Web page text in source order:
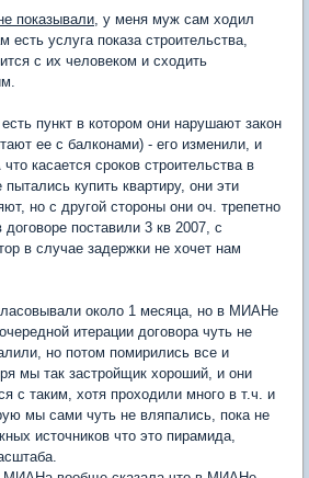
показывали , у меня муж сам ходил
услуга показа строительства,
с их человеком и сходить
пункт в котором они нарушают закон
ее с балконами) - его изменили, и
касается сроков строительства в
купить квартиру, они эти
но с другой стороны они оч. трепетно
поставили 3 кв 2007, с
в случае задержки не хочет нам
около 1 месяца, но в МИАНе
итерации договора чуть не
но потом помирились все и
мы так застройщик хороший, и они
с таким, хотя проходили много в т.ч. и
мы сами чуть не вляпались, пока не
источников что это пирамида,